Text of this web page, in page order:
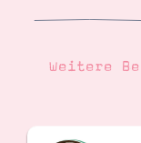
Weitere